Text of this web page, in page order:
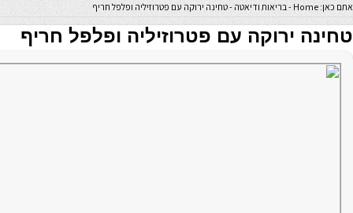
אתם כאן: Home
-בריאות ודיאטה -טחינה ירוקה עם פטרוזיליה ופלפל חריף
טחינה ירוקה עם פטרוזיליה ופלפל חריף